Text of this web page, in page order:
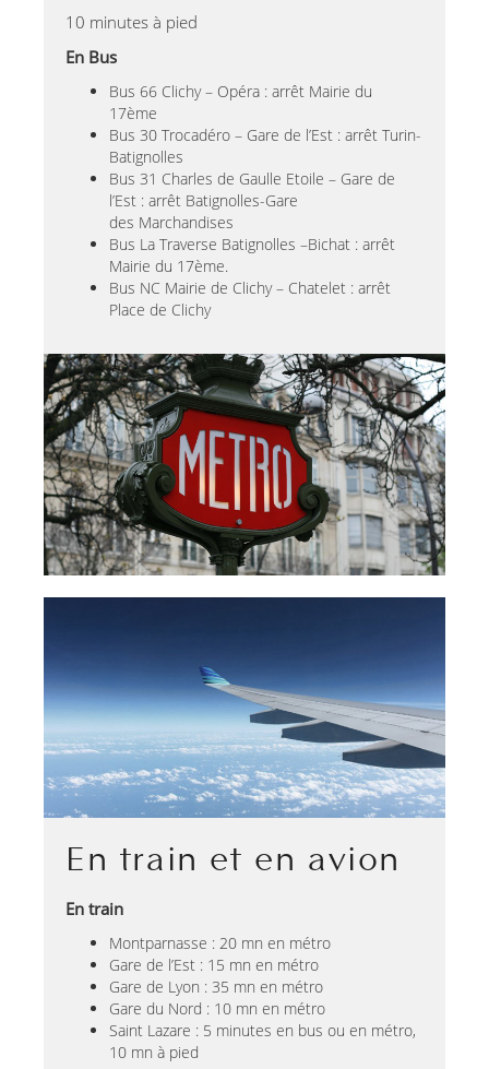
10 minutes à pied
En Bus
Bus 66 Clichy – Opéra : arrêt Mairie du
17ème
Bus 30 Trocadéro – Gare de l’Est : arrêt Turin-
Batignolles
Bus 31 Charles de Gaulle Etoile – Gare de
l’Est : arrêt Batignolles-Gare
des Marchandises
Bus La Traverse Batignolles –Bichat : arrêt
Mairie du 17ème.
Bus NC Mairie de Clichy – Chatelet : arrêt
Place de Clichy
En train et en avion
En train
Montparnasse : 20 mn en métro
Gare de l’Est : 15 mn en métro
Gare de Lyon : 35 mn en métro
Gare du Nord : 10 mn en métro
Saint Lazare : 5 minutes en bus ou en métro,
10 mn à pied